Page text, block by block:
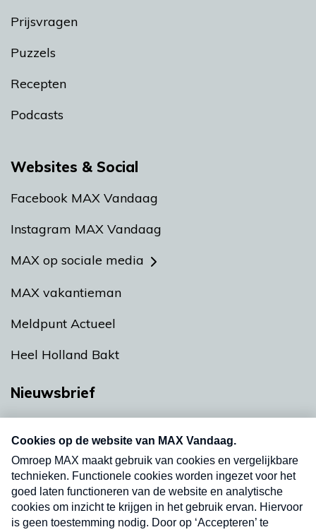
Prijsvragen
Puzzels
Recepten
Podcasts
Websites & Social
Facebook MAX Vandaag
Instagram MAX Vandaag
MAX op sociale media
MAX vakantieman
Meldpunt Actueel
Heel Holland Bakt
Nieuwsbrief
nieuwsbrief. Elke vrijdag- en dinsdagochtend in
uw mailbox.
Verzend